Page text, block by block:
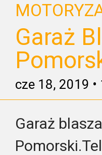
Garaż
cze 18, 2019 •
Garaż